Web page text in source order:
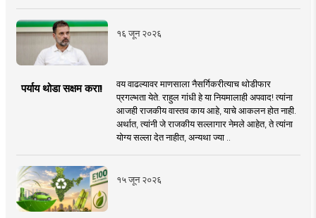
१६ जून २०२६
पर्याय थोडा सक्षम करा!
वय वाढल्यावर माणसाला नैसर्गिकरीत्याच थोडीफार
प्रगल्भता येते. राहुल गांधी हे या नियमालाही अपवाद! त्यांना
आजही राजकीय वास्तव काय आहे, याचे आकलन होत नाही.
अर्थात, त्यांनी जे राजकीय सल्लागार नेमले आहेत, ते त्यांना
योग्य सल्ला देत नाहीत, अन्यथा ज्या ..
१५ जून २०२६